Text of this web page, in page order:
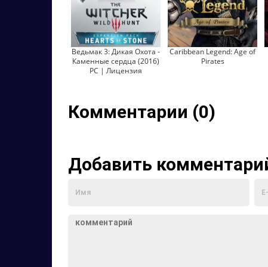
Ведьмак 3: Дикая Охота -
Каменные сердца (2016)
PC | Лицензия
Caribbean Legend: Age of
Pirates
Комментарии (0)
Добавить